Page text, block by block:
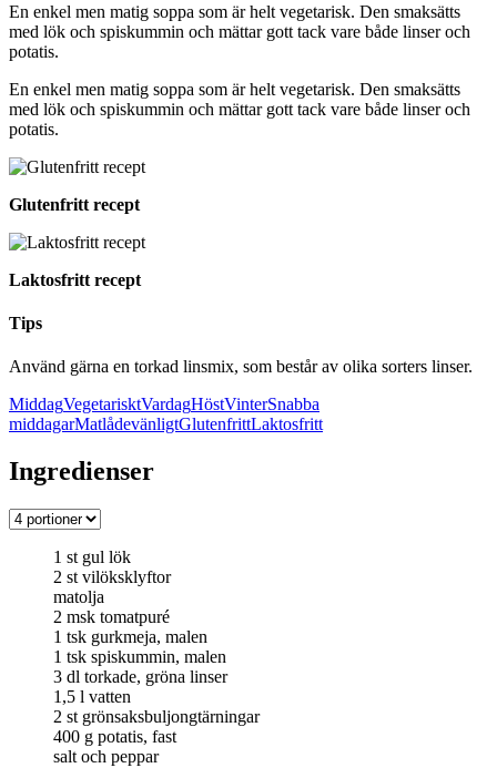
En enkel men matig soppa som är helt vegetarisk. Den smaksätts
med lök och spiskummin och mättar gott tack vare både linser och
potatis.
En enkel men matig soppa som är helt vegetarisk. Den smaksätts
med lök och spiskummin och mättar gott tack vare både linser och
potatis.
Glutenfritt recept
Laktosfritt recept
Tips
Använd gärna en torkad linsmix, som består av olika sorters linser.
MiddagVegetarisktVardagHöstVinterSnabba
middagarMatlådevänligtGlutenfrittLaktosfritt
Ingredienser
1 st gul lök
2 st vilöksklyftor
matolja
2 msk tomatpuré
1 tsk gurkmeja, malen
1 tsk spiskummin, malen
3 dl torkade, gröna linser
1,5 l vatten
2 st grönsaksbuljongtärningar
400 g potatis, fast
salt och peppar